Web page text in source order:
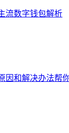
流数字钱包解析
因和解决办法帮